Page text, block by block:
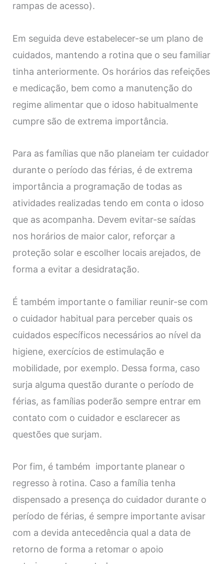
rampas de acesso).
Em seguida deve estabelecer-se um plano de
cuidados, mantendo a rotina que o seu familiar
tinha anteriormente. Os horários das refeições
e medicação, bem como a manutenção do
regime alimentar que o idoso habitualmente
cumpre são de extrema importância.
Para as famílias que não planeiam ter cuidador
durante o período das férias, é de extrema
importância a programação de todas as
atividades realizadas tendo em conta o idoso
que as acompanha. Devem evitar-se saídas
nos horários de maior calor, reforçar a
proteção solar e escolher locais arejados, de
forma a evitar a desidratação.
É também importante o familiar reunir-se com
o cuidador habitual para perceber quais os
cuidados específicos necessários ao nível da
higiene, exercícios de estimulação e
mobilidade, por exemplo. Dessa forma, caso
surja alguma questão durante o período de
férias, as famílias poderão sempre entrar em
contato com o cuidador e esclarecer as
questões que surjam.
Por fim, é também importante planear o
regresso à rotina. Caso a família tenha
dispensado a presença do cuidador durante o
período de férias, é sempre importante avisar
com a devida antecedência qual a data de
retorno de forma a retomar o apoio